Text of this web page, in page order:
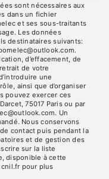
sont nécessaires aux
dans un fichier
et ses sous-traitants
Les données
destinataires suivants:
d’effacement, de
de votre
une
ainsi que d’organiser
pouvez exercer ces
75017 Paris ou par
Un
Nous conservons
contact puis pendant la
et de gestion des
sur la liste
disponible à cette
pour plus